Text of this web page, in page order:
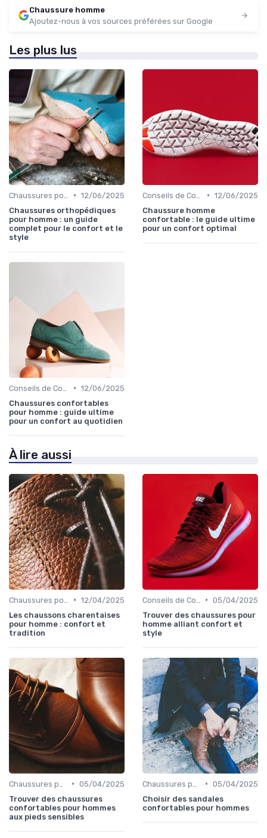
Chaussure homme
Ajoutez-nous à vos sources préférées sur Google
Les plus lus
• 12/06/2025
Chaussures orthopédiques
pour homme : un guide
complet pour le confort et le
style
• 12/06/2025
Chaussure homme
confortable : le guide ultime
pour un confort optimal
• 12/06/2025
Chaussures confortables
pour homme : guide ultime
pour un confort au quotidien
À lire aussi
• 12/04/2025
Les chaussons charentaises
pour homme : confort et
tradition
• 05/04/2025
Trouver des chaussures pour
homme alliant confort et
style
• 05/04/2025
Trouver des chaussures
confortables pour hommes
aux pieds sensibles
• 05/04/2025
Choisir des sandales
confortables pour hommes